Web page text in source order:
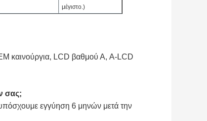
μέγιστο.)
καινούργια, LCD βαθμού Α, A-LCD
σας;
εγγύηση 6 μηνών μετά την